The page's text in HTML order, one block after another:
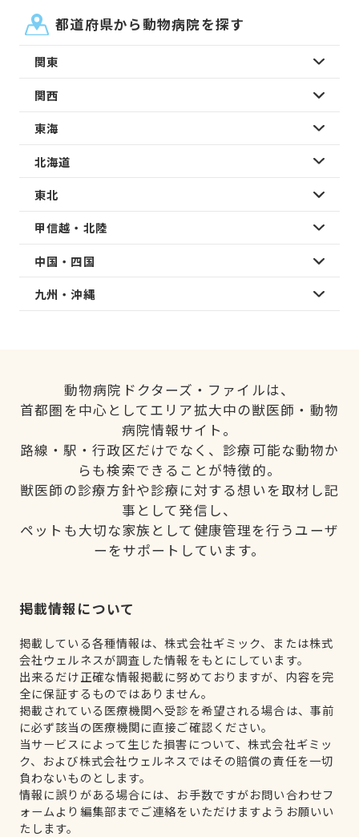
都道府県から動物病院を探す
関東
関西
東海
北海道
東北
甲信越・北陸
中国・四国
九州・沖縄
動物病院ドクターズ・ファイルは、
首都圏を中心としてエリア拡大中の獣医師・動物
病院情報サイト。
路線・駅・行政区だけでなく、診療可能な動物か
らも検索できることが特徴的。
獣医師の診療方針や診療に対する想いを取材し記
事として発信し、
ペットも大切な家族として健康管理を行うユーザ
ーをサポートしています。
掲載情報について
掲載している各種情報は、株式会社ギミック、または株式
会社ウェルネスが調査した情報をもとにしています。
出来るだけ正確な情報掲載に努めておりますが、内容を完
全に保証するものではありません。
掲載されている医療機関へ受診を希望される場合は、事前
に必ず該当の医療機関に直接ご確認ください。
当サービスによって生じた損害について、株式会社ギミッ
ク、および株式会社ウェルネスではその賠償の責任を一切
負わないものとします。
情報に誤りがある場合には、お手数ですがお問い合わせフ
ォームより編集部までご連絡をいただけますようお願いい
たします。